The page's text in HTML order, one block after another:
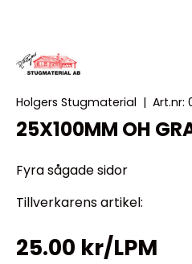
Holgers Stugmaterial | Art.nr:
25X100MM OH
Fyra sågade sidor
Tillverkarens artikel:
25.00 kr/LPM